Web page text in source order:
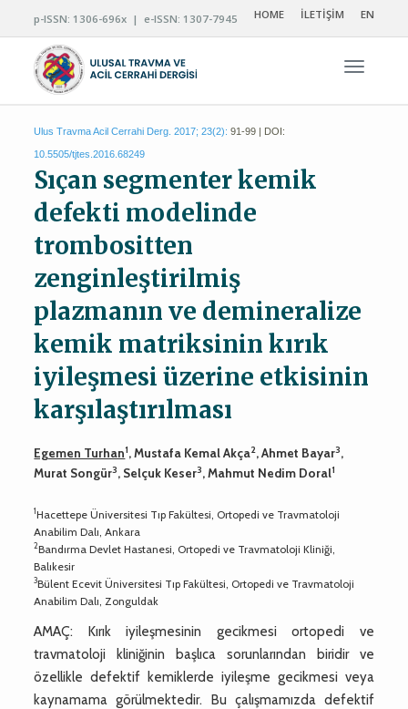
p-ISSN: 1306-696x | e-ISSN: 1307-7945 HOME İLETİŞİM EN
Ulus Travma Acil Cerrahi Derg. 2017; 23(2): 91-99 | DOI:
10.5505/tjtes.2016.68249
Sıçan segmenter kemik
defekti modelinde
trombositten
zenginleştirilmiş
plazmanın ve demineralize
kemik matriksinin kırık
iyileşmesi üzerine etkisinin
karşılaştırılması
Egemen Turhan1, Mustafa Kemal Akça2, Ahmet Bayar3,
Murat Songür3, Selçuk Keser3, Mahmut Nedim Doral1
1Hacettepe Üniversitesi Tıp Fakültesi, Ortopedi ve Travmatoloji
Anabilim Dalı, Ankara
2Bandırma Devlet Hastanesi, Ortopedi ve Travmatoloji Kliniği,
Balıkesir
3Bülent Ecevit Üniversitesi Tıp Fakültesi, Ortopedi ve Travmatoloji
Anabilim Dalı, Zonguldak
AMAÇ: Kırık iyileşmesinin gecikmesi ortopedi ve
travmatoloji kliniğinin başlıca sorunlarından biridir ve
özellikle defektif kemiklerde iyileşme gecikmesi veya
kaynamama görülmektedir. Bu çalışmamızda defektif